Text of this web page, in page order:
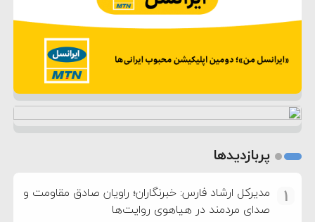
پربازدیدها
1
مدیرکل ارشاد فارس: خبرنگاران؛ راویان صادق مقاومت و
صدای مردمند در هیاهوی روایت‌ها